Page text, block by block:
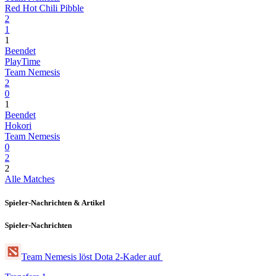
Red Hot Chili Pibble
2
1
1
Beendet
PlayTime
Team Nemesis
2
0
1
Beendet
Hokori
Team Nemesis
0
2
2
Alle Matches
Spieler-Nachrichten & Artikel
Spieler-Nachrichten
Team Nemesis löst Dota 2-Kader auf